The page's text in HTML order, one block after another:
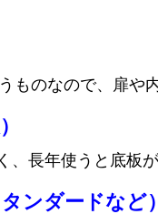
ものなので、扉や
、長年使うと底板
ンダードなど